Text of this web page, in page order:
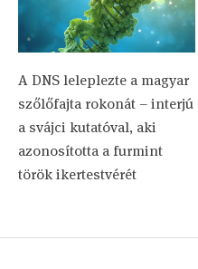
A DNS leleplezte a magyar
szőlőfajta rokonát – interjú
a svájci kutatóval, aki
azonosította a furmint
török ikertestvérét